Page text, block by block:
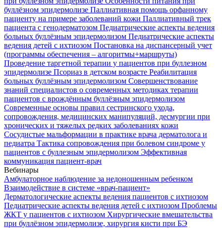
буллёзном эпидермолизе Паллиативная помощь орфанному
пациенту на примере заболеваний кожи Паллиативный трек
пациента с генодерматозом Педиатрические аспекты ведения
больных буллёзным эпидермолизом Педиатрические аспекты
ведения детей с ихтиозом Постановка на диспансерный учет
(программы обеспечения – алгоритмы+маршруты)
Проведение таргетной терапии у пациентов при буллезном
эпидермолизе Псориаз в детском возрасте Реабилитация
больных буллёзным эпидермолизом Совершенствование
знаний специалистов о современных методиках терапии
пациентов с врождённым буллёзным эпидермолизом
Современные основы правил сестринского ухода,
сопровождения, медицинских манипуляций, десмургии при
хронических и тяжелых редких заболеваниях кожи
Сосудистые мальформации в практике врача дерматолога и
педиатра Тактика сопровождения при болевом синдроме у
пациентов с буллезным эпидермолизом Эффективная
коммуникация пациент-врач
Вебинары
Амбулаторное наблюдение за недоношенным ребенком
Взаимодействие в системе «врач-пациент»
Дерматологические аспекты ведения пациентов с ихтиозом
Педиатрические аспекты ведения детей с ихтиозом Проблемы
ЖКТ у пациентов с ихтиозом Хирургические вмешательства
при буллёзном эпидермолизе, хирургия кисти при БЭ